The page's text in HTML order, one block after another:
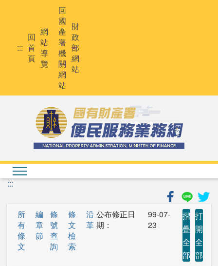
:::
回
首
頁
網
站
導
覽
回
國
產
署
機
關
網
站
財
政
部
網
站
:::
所
有
條
文
編
章
節
條
號
查
詢
條
文
檢
索
沿
革
公布修正日
期：
99-07-
23
摺
疊
全
部
打
開
全
部